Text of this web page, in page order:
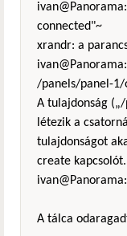
connected"~
xrandr: a
/panels/panel-1/
A tulajdonság
létezik a
tulajdonságot
create kapcsolót.
A tálca